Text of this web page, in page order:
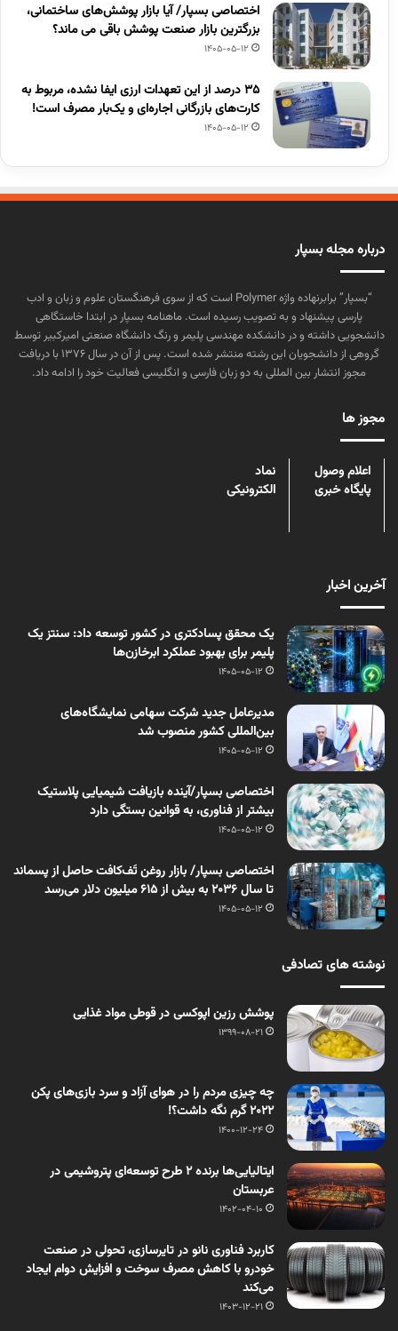
اختصاصی بسپار/ آیا بازار پوشش‌های ساختمانی،
بزرگترین بازار صنعت پوشش باقی می ماند؟
1405-05-12
۳۵ درصد از این تعهدات ارزی ایفا نشده، مربوط به
کارت‌های بازرگانی اجاره‌ای و یک‌بار مصرف است!
1405-05-12
درباره مجله بسپار
“بسپار” برابرنهاده واژه Polymer است که از سوی فرهنگستان علوم و زبان و ادب
پارسی پیشنهاد و به تصویب رسیده است. ماهنامه بسپار در ابتدا خاستگاهی
دانشجویی داشته و در دانشکده مهندسی پلیمر و رنگ دانشگاه صنعتی امیرکبیر توسط
گروهی از دانشجویان این رشته منتشر شده است. پس از آن در سال ۱۳۷۶ با دریافت
مجوز انتشار بین المللی به دو زبان فارسی و انگلیسی فعالیت خود را ادامه داد.
مجوز ها
اعلام وصول
پایگاه خبری
نماد
الکترونیکی
آخرین اخبار
یک محقق پسادکتری در کشور توسعه داد: سنتز یک
پلیمر برای بهبود عملکرد ابرخازن‌ها
1405-05-12
مدیرعامل جدید شرکت سهامی نمایشگاه‌های
بین‌المللی کشور منصوب شد
1405-05-12
اختصاصی بسپار/آینده بازیافت شیمیایی پلاستیک
بیشتر از فناوری، به قوانین بستگی دارد
1405-05-12
اختصاصی بسپار/ بازار روغن تَف‌کافت حاصل از پسماند
تا سال ۲۰۳۶ به بیش از ۶۱۵ میلیون دلار می‌رسد
1405-05-12
نوشته های تصادفی
پوشش رزین اپوکسی در قوطی مواد غذایی
1399-08-21
چه چیزی مردم را در هوای آزاد و سرد بازی‌های پکن
۲۰۲۲ گرم نگه داشت؟!
1400-12-24
ایتالیایی‌‌ها برنده 2 طرح توسعه‌ای پتروشیمی در
عربستان
1402-04-10
کاربرد فناوری نانو در تایرسازی، تحولی در صنعت
خودرو با کاهش مصرف سوخت و افزایش دوام ایجاد
می‌کند
1403-12-21